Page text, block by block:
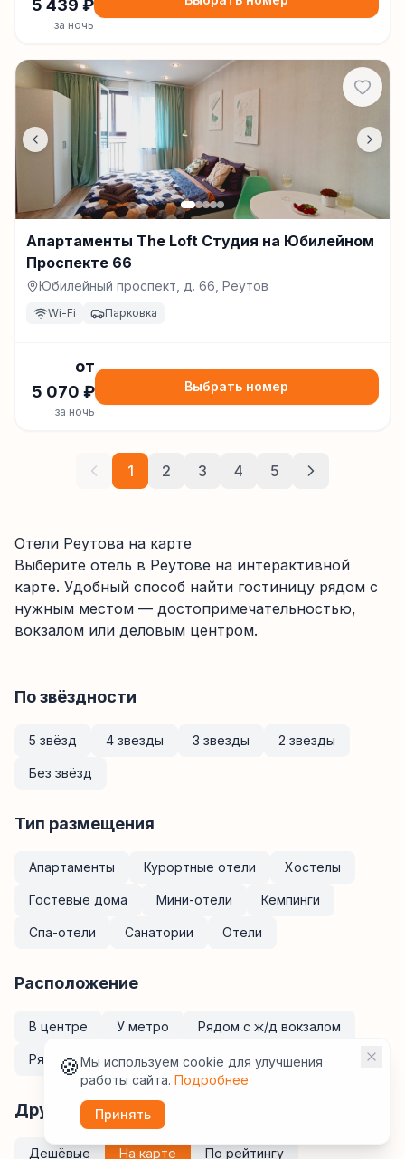
5 439 ₽
за ночь
Апартаменты The Loft Студия на Юбилейном
Проспекте 66
Юбилейный проспект, д. 66, Реутов
Wi-Fi Парковка
от
5 070 ₽
за ночь
Выбрать номер
1 2 3 4 5
Отели Реутова на карте
Выберите отель в Реутове на интерактивной
карте. Удобный способ найти гостиницу рядом с
нужным местом — достопримечательностью,
вокзалом или деловым центром.
По звёздности
5 звёзд 4 звезды 3 звезды 2 звезды
Без звёзд
Тип размещения
Апартаменты Курортные отели Хостелы
Гостевые дома Мини-отели Кемпинги
Спа-отели Санатории Отели
Расположение
В центре У метро Рядом с ж/д вокзалом
Рядом с аэропортом
Другие фильтры
Дешёвые На карте По рейтингу
🍪Мы используем cookie для улучшения
работы сайта. Подробнее
Принять